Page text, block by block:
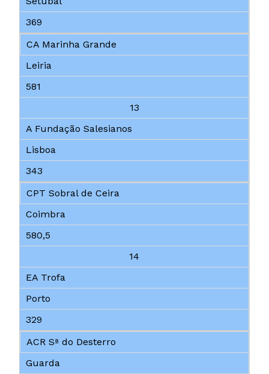
369
CA Marinha Grande
Leiria
581
13
A Fundação Salesianos
Lisboa
343
CPT Sobral de Ceira
Coimbra
580,5
14
EA Trofa
Porto
329
ACR Sª do Desterro
Guarda